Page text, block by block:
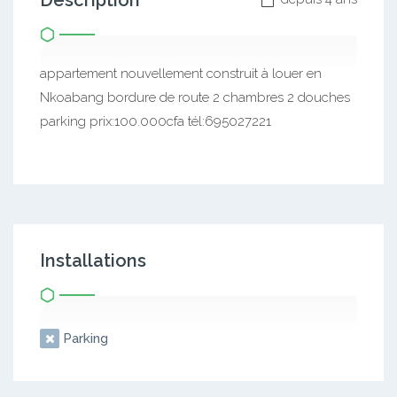
appartement nouvellement construit à louer en
Nkoabang bordure de route 2 chambres 2 douches
parking prix:100.000cfa tél:695027221
Installations
Parking